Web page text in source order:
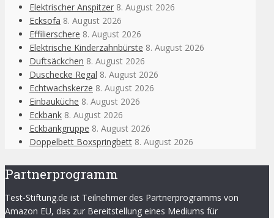
Elektrischer Anspitzer 8. August 2026
Ecksofa 8. August 2026
Effilierschere 8. August 2026
Elektrische Kinderzahnbürste 8. August 2026
Duftsäckchen 8. August 2026
Duschecke Regal 8. August 2026
Echtwachskerze 8. August 2026
Einbauküche 8. August 2026
Eckbank 8. August 2026
Eckbankgruppe 8. August 2026
Doppelbett Boxspringbett 8. August 2026
Partnerprogramm
Test-Stiftung.de ist Teilnehmer des Partnerprogramms von
Amazon EU, das zur Bereitstellung eines Mediums für